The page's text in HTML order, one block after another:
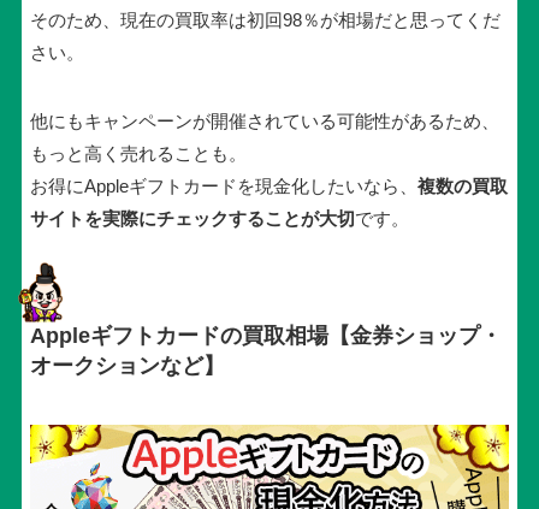
そのため、現在の買取率は初回98％が相場だと思ってくだ
さい。
他にもキャンペーンが開催されている可能性があるため、
もっと高く売れることも。
お得にAppleギフトカードを現金化したいなら、 複数の買取
サイトを実際にチェックすることが大切です。
Appleギフトカードの買取相場【金券ショップ・
オークションなど】